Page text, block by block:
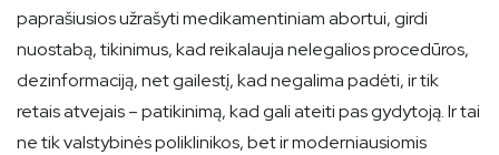
paprašiusios užrašyti medikamentiniam abortui, girdi
nuostabą, tikinimus, kad reikalauja nelegalios procedūros,
dezinformaciją, net gailestį, kad negalima padėti, ir tik
retais atvejais – patikinimą, kad gali ateiti pas gydytoją. Ir tai
ne tik valstybinės poliklinikos, bet ir moderniausiomis